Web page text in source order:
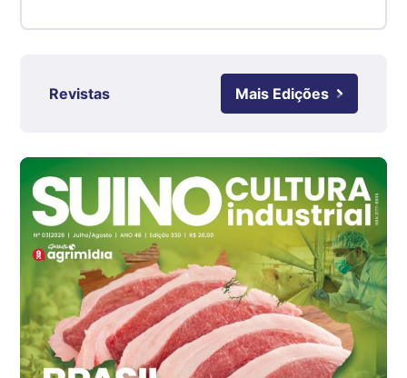
R$ 142,87
cx
Ovo Branco - Regional
Branco
R$ 145,34
cx
Ovo Vermelho - Regional
Grande São Paulo (SP)
R$ 155,59
cx
Revistas Mais Edições